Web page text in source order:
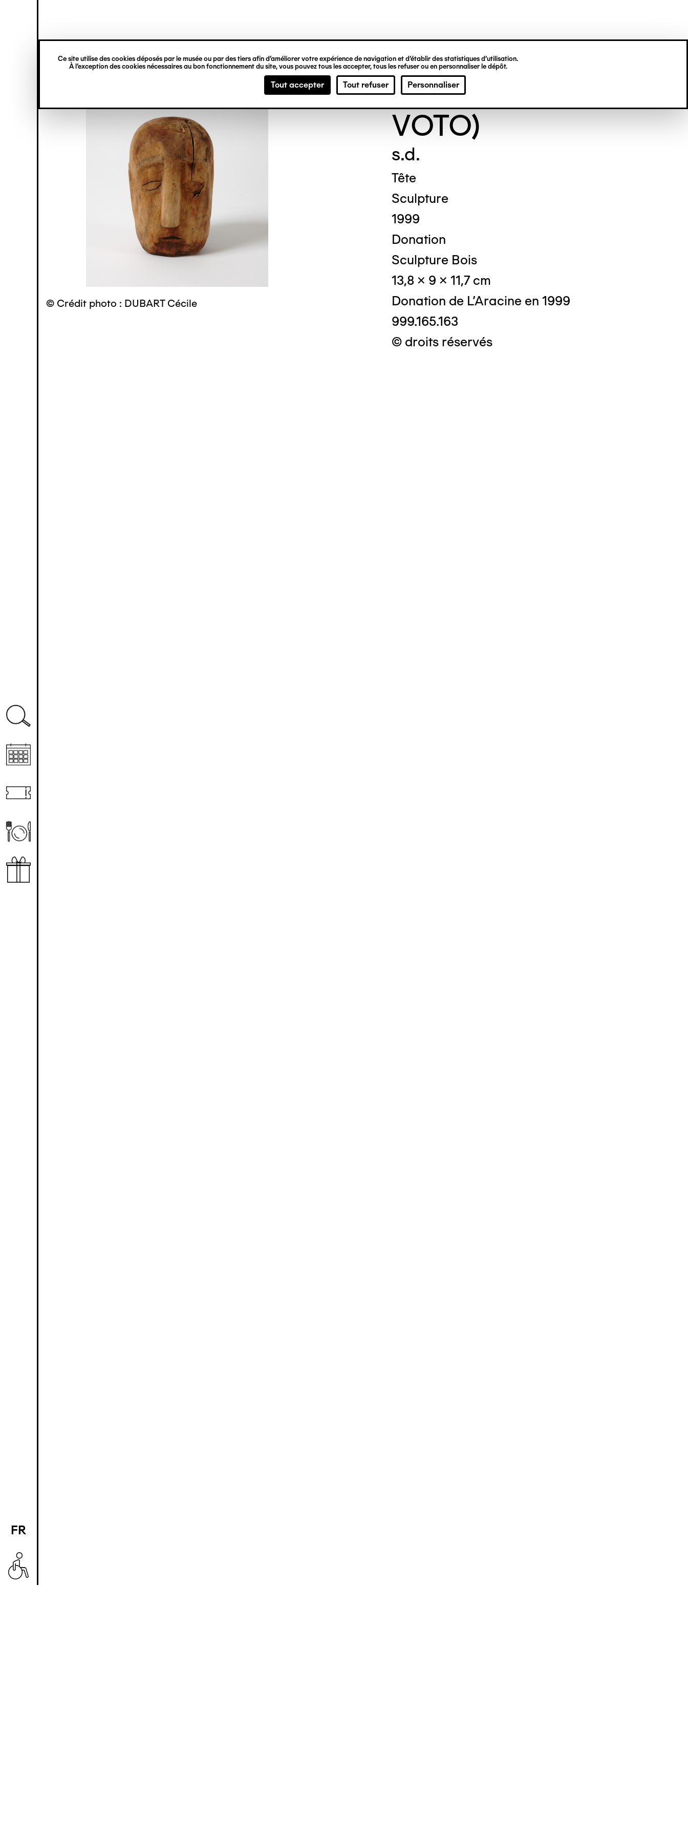
Ce site utilise des cookies déposés par le musée ou par des tiers afin d’améliorer votre expérience de navigation et d’établir des statistiques d’utilisation.
À l’exception des cookies nécessaires au bon fonctionnement du site, vous pouvez tous les accepter, tous les refuser ou en personnaliser le dépôt.
Tout accepter Tout refuser Personnaliser
principal
verticale
FR
EN
© Crédit photo : DUBART Cécile
ANONYME (DIT EX-
VOTO)
s.d.
Tête
Sculpture
1999
Donation
Sculpture Bois
13,8 x 9 x 11,7 cm
Donation de L'Aracine en 1999
999.165.163
© droits réservés